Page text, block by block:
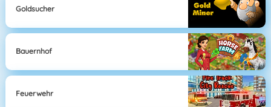
Goldsucher
Bauernhof
Feuerwehr